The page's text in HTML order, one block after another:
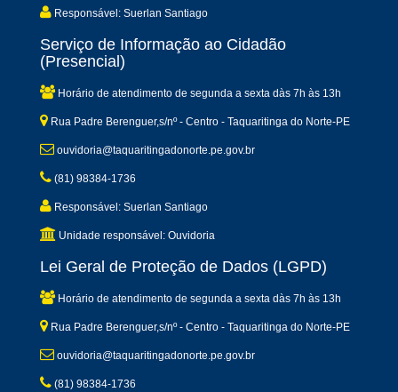
Responsável: Suerlan Santiago
Serviço de Informação ao Cidadão
(Presencial)
Horário de atendimento de segunda a sexta dàs 7h às 13h
Rua Padre Berenguer,s/nº - Centro - Taquaritinga do Norte-PE
ouvidoria@taquaritingadonorte.pe.gov.br
(81) 98384-1736
Responsável: Suerlan Santiago
Unidade responsável: Ouvidoria
Lei Geral de Proteção de Dados (LGPD)
Horário de atendimento de segunda a sexta dàs 7h às 13h
Rua Padre Berenguer,s/nº - Centro - Taquaritinga do Norte-PE
ouvidoria@taquaritingadonorte.pe.gov.br
(81) 98384-1736